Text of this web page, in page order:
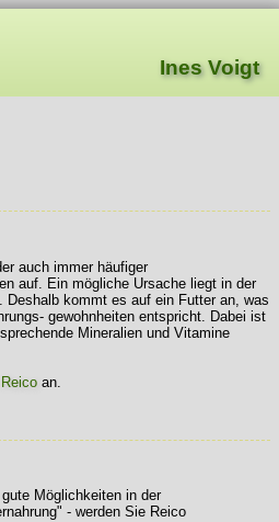
Ines Voigt
auch immer häufiger
auf. Ein mögliche Ursache liegt in der
Deshalb kommt es auf ein Futter an, was
gewohnheiten entspricht. Dabei ist
Mineralien und Vitamine
an.
Möglichkeiten in der
- werden Sie Reico